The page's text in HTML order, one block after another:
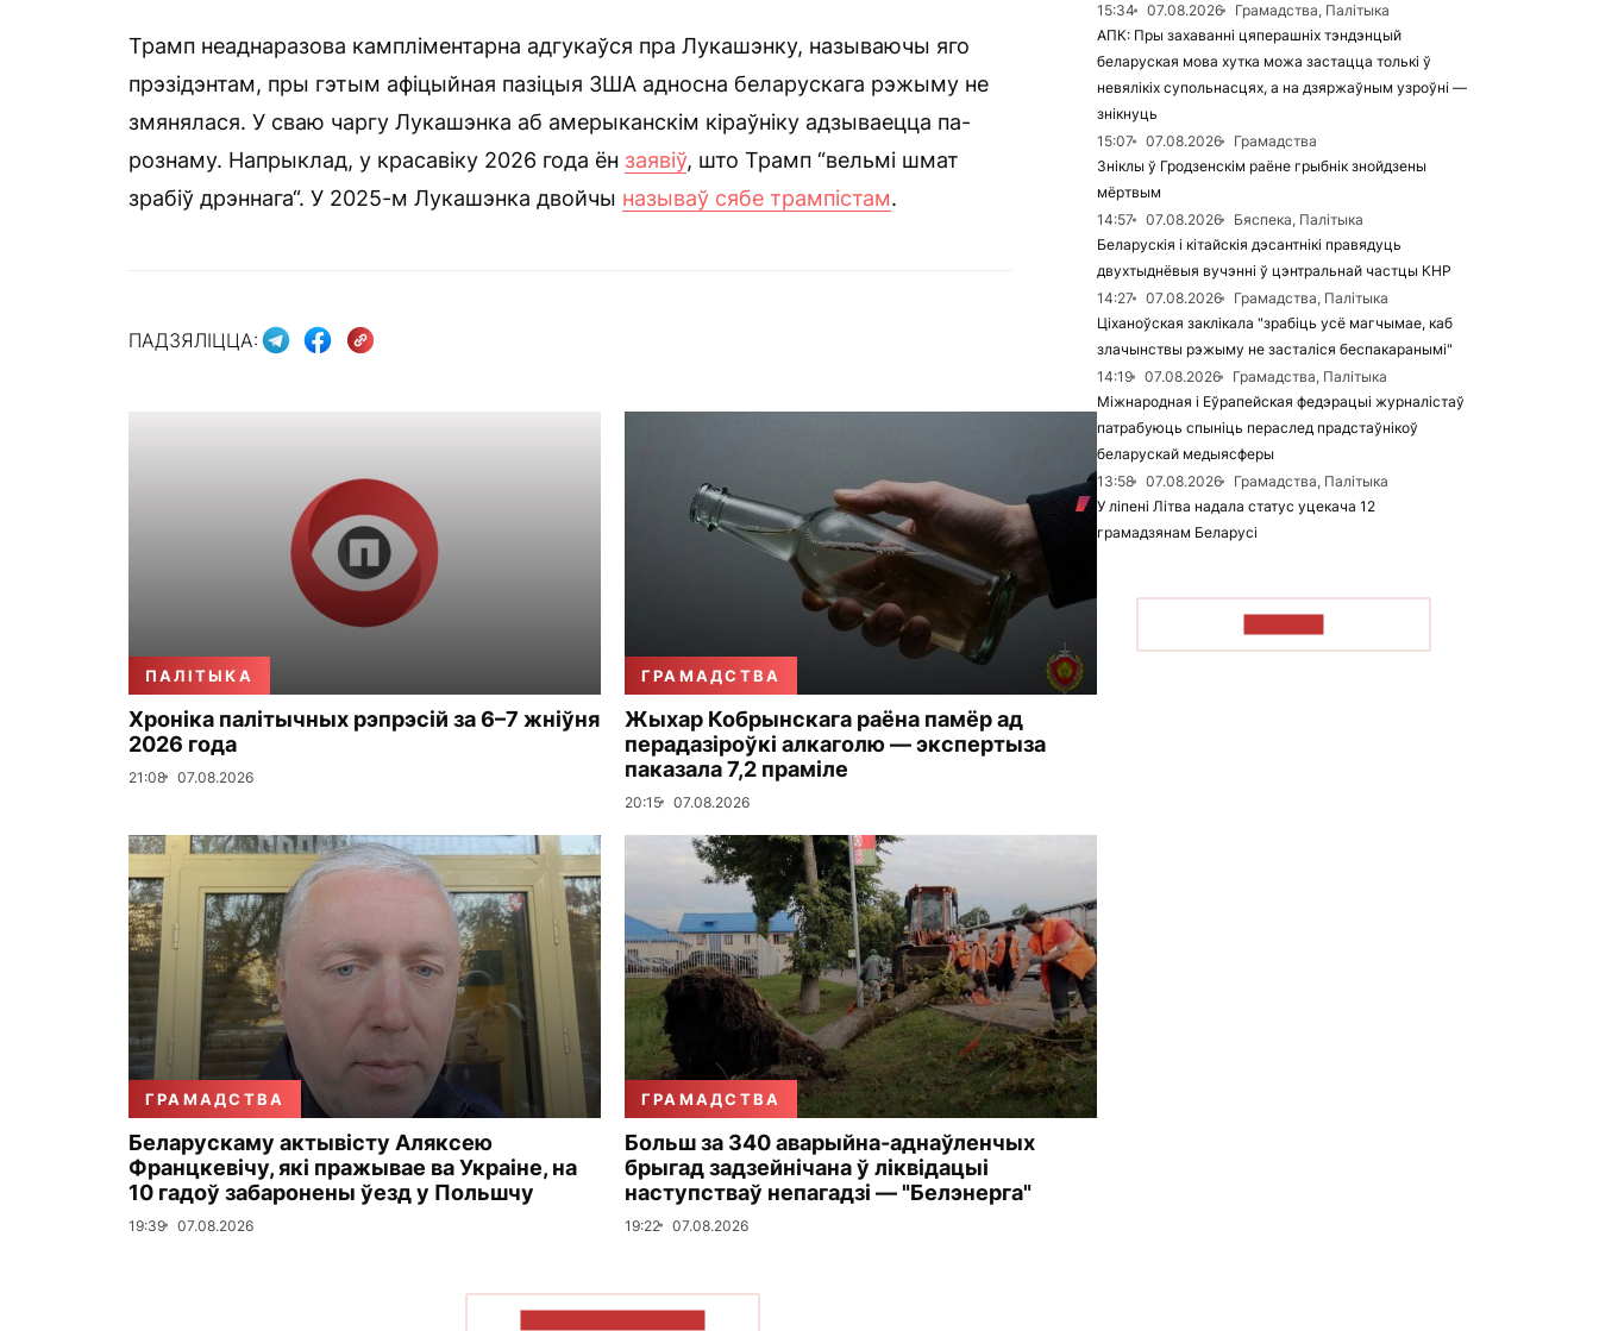
Трамп неаднаразова кампліментарна адгукаўся пра Лукашэнку, называючы яго
прэзідэнтам, пры гэтым афіцыйная пазіцыя ЗША адносна беларускага рэжыму не
змянялася. У сваю чаргу Лукашэнка аб амерыканскім кіраўніку адзываецца па-
рознаму. Напрыклад, у красавіку 2026 года ён заявіў, што Трамп “вельмі шмат
зрабіў дрэннага“. У 2025-м Лукашэнка двойчы называў сябе трампістам.
ПАДЗЯЛІЦЦА:
ПАЛІТЫКА
Хроніка палітычных рэпрэсій за 6–7 жніўня
2026 года
21:08 07.08.2026
ГРАМАДСТВА
Жыхар Кобрынскага раёна памёр ад
перадазіроўкі алкаголю — экспертыза
паказала 7,2 праміле
20:15 07.08.2026
ГРАМАДСТВА
Беларускаму актывісту Аляксею
Францкевічу, які пражывае ва Украіне, на
10 гадоў забаронены ўезд у Польшчу
19:39 07.08.2026
ГРАМАДСТВА
Больш за 340 аварыйна-аднаўленчых
брыгад задзейнічана ў ліквідацыі
наступстваў непагадзі — "Белэнерга"
19:22 07.08.2026
15:34
07.08.2026
Грамадства, Палітыка
АПК: Пры захаванні цяперашніх тэндэнцый
беларуская мова хутка можа застацца толькі ў
невялікіх супольнасцях, а на дзяржаўным узроўні —
знікнуць
15:07
07.08.2026
Грамадства
Зніклы ў Гродзенскім раёне грыбнік знойдзены
мёртвым
14:57
07.08.2026
Бяспека, Палітыка
Беларускія і кітайскія дэсантнікі правядуць
двухтыднёвыя вучэнні ў цэнтральнай частцы КНР
14:27
07.08.2026
Грамадства, Палітыка
Ціханоўская заклікала "зрабіць усё магчымае, каб
злачынствы рэжыму не засталіся беспакаранымі"
14:19
07.08.2026
Грамадства, Палітыка
Міжнародная і Еўрапейская федэрацыі журналістаў
патрабуюць спыніць пераслед прадстаўнікоў
беларускай медыясферы
13:58
07.08.2026
Грамадства, Палітыка
У ліпені Літва надала статус уцекача 12
грамадзянам Беларусі